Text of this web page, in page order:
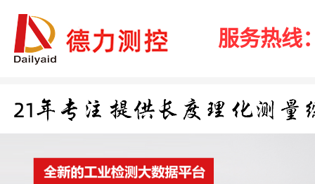
服务热线